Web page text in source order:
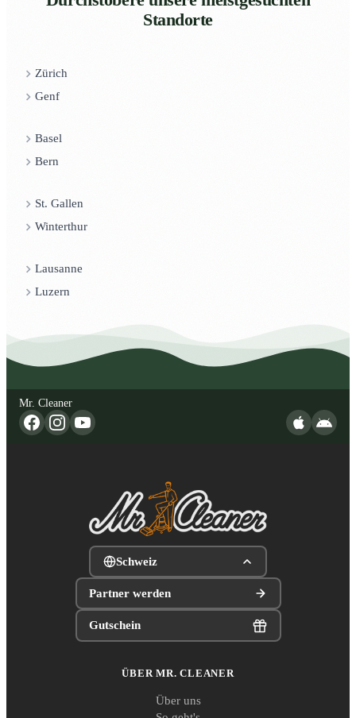
Standorte
Zürich
Genf
Basel
Bern
St. Gallen
Winterthur
Lausanne
Luzern
Mr. Cleaner
Schweiz
Partner werden
Gutschein
ÜBER MR. CLEANER
Über uns